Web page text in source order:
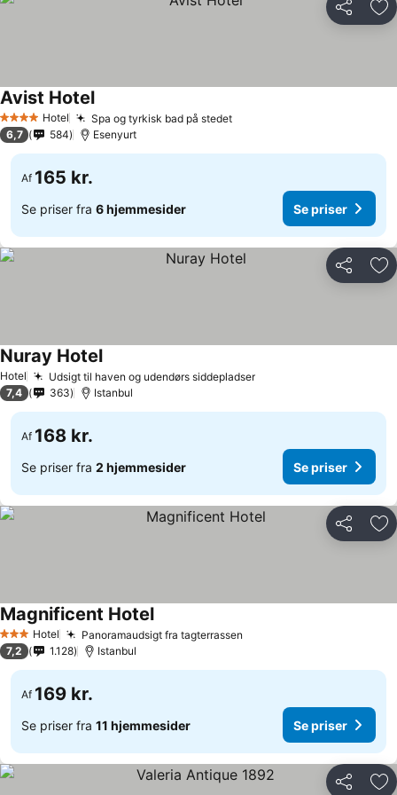
Del
4 StjernerHotel Spa og tyrkisk bad på stedetSe priser
Avist HotelSe priser
6,7 584 Esenyurt
Af 165 kr.
Se priser fra 6 hjemmesider Se priser
Del
Hotel Udsigt til haven og udendørs siddepladserSe priser
Nuray HotelSe priser
7,4 363 Istanbul
Af 168 kr.
Se priser fra 2 hjemmesider Se priser
Del
3 StjernerHotel Panoramaudsigt fra tagterrassen
Magnificent HotelSe priser
7,2 1.128 Istanbul
Af 169 kr.
Se priser fra 11 hjemmesider Se priser
Del